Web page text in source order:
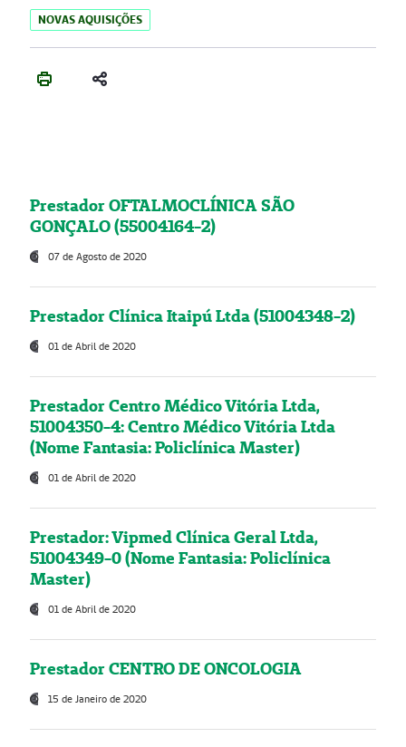
NOVAS AQUISIÇÕES
Prestador OFTALMOCLÍNICA SÃO
GONÇALO (55004164-2)
07 de Agosto de 2020
Prestador Clínica Itaipú Ltda (51004348-2)
01 de Abril de 2020
Prestador Centro Médico Vitória Ltda,
51004350-4: Centro Médico Vitória Ltda
(Nome Fantasia: Policlínica Master)
01 de Abril de 2020
Prestador: Vipmed Clínica Geral Ltda,
51004349-0 (Nome Fantasia: Policlínica
Master)
01 de Abril de 2020
Prestador CENTRO DE ONCOLOGIA
15 de Janeiro de 2020